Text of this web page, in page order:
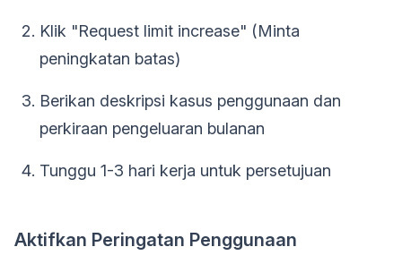
Klik "Request limit increase" (Minta
peningkatan batas)
Berikan deskripsi kasus penggunaan dan
perkiraan pengeluaran bulanan
Tunggu 1-3 hari kerja untuk persetujuan
Aktifkan Peringatan Penggunaan